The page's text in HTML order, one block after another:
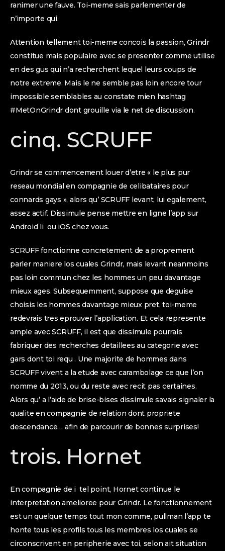
ranimer une fauve. Toi-meme sais parlementer de
n’importe qui.
Attention tellement toi-meme concois la passion, Grindr
constitue mais populaire avec se presenter comme utilise
en des gus qui n’a recherchent lequel leurs coups de
notre extreme. Mais le ne semble pas loin encore tour
impossible semblables au constate mien hashtag
#MetOnGrindr dont grouille via le net de discussion.
cinq. SCRUFF
Grindr se commencement louer d’etre « le plus pur
reseau mondial en compagnie de celibataires pour
connards gays », alors qu’ SCRUFF levant, lui egalement,
assez actif. Dissimule pense mettre en ligne l’app sur
Android li ou iOS chez vous.
SCRUFF fonctionne concretement de a proprement
parler maniere los cuales Grindr, mais levant neanmoins
pas loin commun chez les hommes un peu davantage
mieux ages. Subsequemment, suppose que deguise
choisis les hommes davantage mieux pret, toi-meme
redevrais tres eprouver l’application. Et cela represente
ample avec SCRUFF, il est que dissimule pourrais
fabriquer des recherches detaillees au categorie avec
gars dont toi requ . Une majorite de hommes dans
SCRUFF vivent a la etude avec carambolage ce que l’on
nomme du 2013, ou du reste avec recit pas certaines.
Alors qu’ a l’aide de brise-bises dissimule savais signaler la
qualite en compagnie de relation dont propriete
descendance… afin de parcourir de bonnes surprises!
trois. Hornet
En compagnie de i tel point, Hornet continue le
interpretation amelioree pour Grindr. Le fonctionnement
est un quelque temps tout mon comme, pullman l’app te
honte tous les profils tous les membres los cuales se
circonscrivent en peripherie avec toi, selon ait situation